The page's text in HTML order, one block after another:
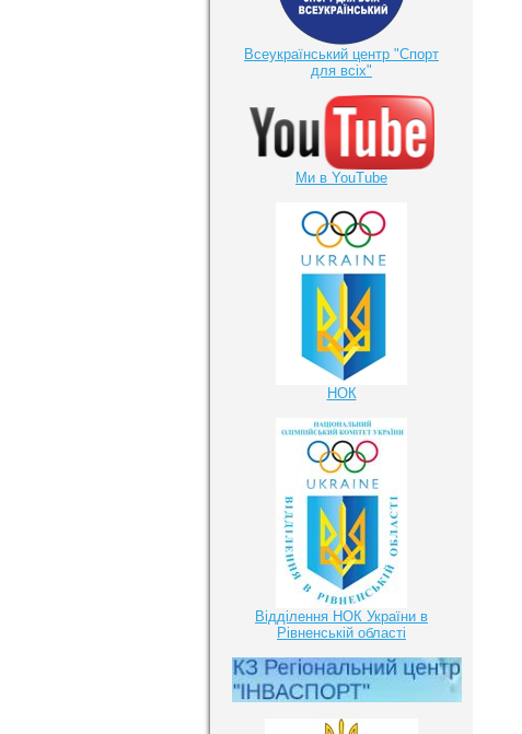
Всеукраїнський центр "Спорт
для всіх"
Ми в YouTube
НОК
Відділення НОК України в
Рівненській області